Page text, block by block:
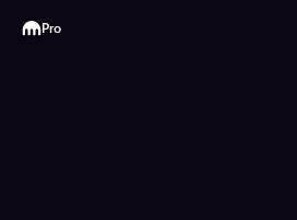
Kraken
Pro